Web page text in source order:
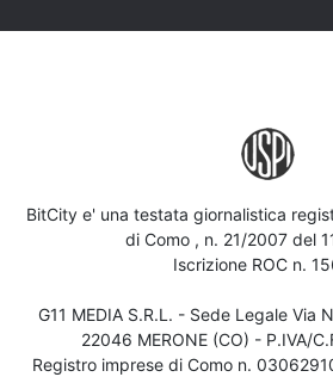
BitCity e' una testata giornalistica
di Como , n. 21/2007 del
Iscrizione ROC n.
G11 MEDIA S.R.L. - Sede Legale Via
22046 MERONE (CO) - P.IVA/
Registro imprese di Como n.